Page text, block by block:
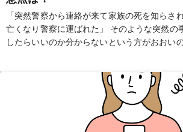
「突然警察から連絡が来て家族の死を知らさ
亡くなり警察に運ばれた」 そのような突然の事態にどのように対応
したらいいのか分からないという方がおおい
か。この質問では故人が亡くなり警察が介入